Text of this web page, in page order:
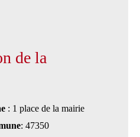
de la
: 1 place de la mairie
: 47350